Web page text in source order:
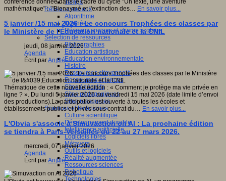
Temps
Réseaux sociaux
Algorithme
Données
Réseaux sociaux et champ scolaire
Sélection de ressources
Bibliographies
Education artistique
Education environnementale
Histoire
Ressources citoyenneté
Ressources sciences
Sites éducatifs
Sites pédagogiques
Sites ressources
Sciences et techniques
Culture scientifique
Développement durable
Intelligence artificielle
Logiciels libres
Métavers
Outils et logiciels
Réalité augmentée
Ressources sciences
Robotique
Technologies
conférence donnée dans le cadre du cycle "Un texte, une aventure
mathématique" : "Bienaymé et l'extinction des… En savoir plus...
5 janvier /15 mai 2026 : Le concours Trophées des classes par
le Ministère de l'Éducation nationale et la CNIL
jeudi, 08 janvier 2026
Agenda
Écrit parAn@é
Thématique de cette nouvelle édition : « Comment je protège ma vie privée en
ligne ? ». Du lundi 5 janvier 2026 au vendredi 15 mai 2026 (date limite d’envoi
des productions).La participation est ouverte à toutes les écoles et
établissements publics et privés sous contrat du… En savoir plus...
L'Obvia s'associe à Simuvaction on AI : La prochaine édition
se tiendra à Paris-Versailles du 22 au 27 mars 2026.
mercredi, 07 janvier 2026
Agenda
Écrit parAn@é